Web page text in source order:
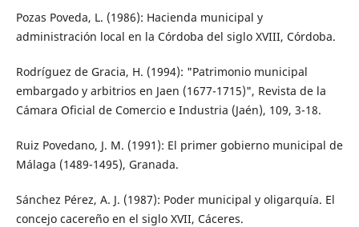
Pozas Poveda, L. (1986): Hacienda municipal y
administración local en la Córdoba del siglo XVIII, Córdoba.
Rodríguez de Gracia, H. (1994): "Patrimonio municipal
embargado y arbitrios en Jaen (1677-1715)", Revista de la
Cámara Oficial de Comercio e Industria (Jaén), 109, 3-18.
Ruiz Povedano, J. M. (1991): El primer gobierno municipal de
Málaga (1489-1495), Granada.
Sánchez Pérez, A. J. (1987): Poder municipal y oligarquía. El
concejo cacereño en el siglo XVII, Cáceres.